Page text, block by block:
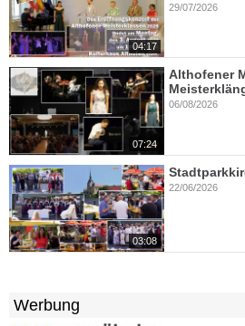
04:17
29/07/2026
07:24
Althofener
06/08/2026
03:08
22/06/2026
Werbung